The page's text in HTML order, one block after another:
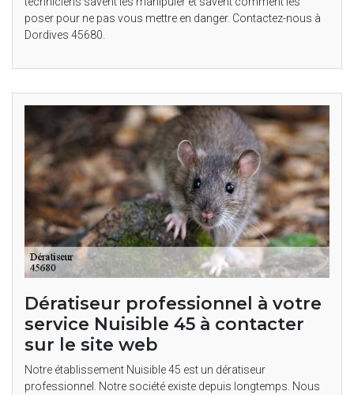
poser pour ne pas vous mettre en danger. Contactez-nous à
Dordives 45680.
Dératiseur professionnel à votre
service Nuisible 45 à contacter
sur le site web
Notre établissement Nuisible 45 est un dératiseur
professionnel. Notre société existe depuis longtemps. Nous